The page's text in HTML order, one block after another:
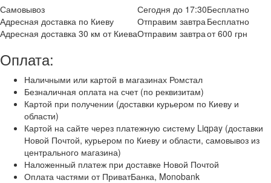
Самовывоз Сегодня до 17:30Бесплатно
Адресная доставка по Киеву
Отправим завтра Бесплатно
Адресная доставка 30 км от КиеваОтправим завтраот 600 грн
Оплата:
Наличными или картой в магазинах Ромстал
Безналичная оплата на счет (по реквизитам)
Картой при получении (доставки курьером по Киеву и
области)
Картой на сайте через платежную систему Liqpay (доставки
Новой Почтой, курьером по Киеву и области, самовывоз из
центрального магазина)
Наложенный платеж при доставке Новой Почтой
Оплата частями от ПриватБанка, Monobank